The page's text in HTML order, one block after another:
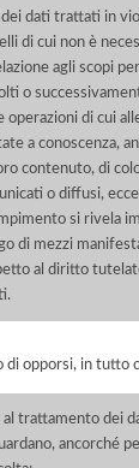
dati trattati in
di cui non è
agli scopi
o
operazioni di cui
a conoscenza,
contenuto, di
o diffusi,
si rivela
di mezzi
al diritto
di opporsi, in tutto
trattamento dei
ancorché